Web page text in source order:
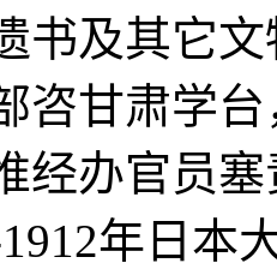
书及其它
咨甘肃学
经办官员
年日本